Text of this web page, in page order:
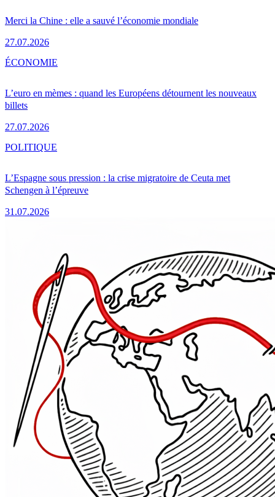
Merci la Chine : elle a sauvé l’économie mondiale
27.07.2026
L’euro en mèmes : quand les Européens détournent les nouveaux
billets
27.07.2026
ÉCONOMIE
L’Espagne sous pression : la crise migratoire de Ceuta met
Schengen à l’épreuve
31.07.2026
POLITIQUE